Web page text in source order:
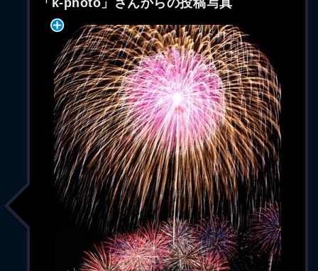
「k-photo」さんからの投稿写真